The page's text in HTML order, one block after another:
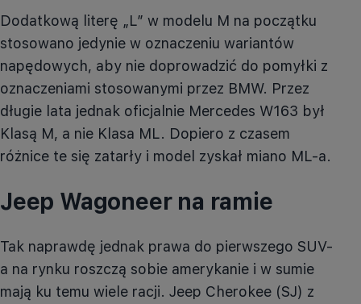
Dodatkową literę „L” w modelu M na początku
stosowano jedynie w oznaczeniu wariantów
napędowych, aby nie doprowadzić do pomyłki z
oznaczeniami stosowanymi przez BMW. Przez
długie lata jednak oficjalnie Mercedes W163 był
Klasą M, a nie Klasa ML. Dopiero z czasem
różnice te się zatarły i model zyskał miano ML-a.
Jeep Wagoneer na ramie
Tak naprawdę jednak prawa do pierwszego SUV-
a na rynku roszczą sobie amerykanie i w sumie
mają ku temu wiele racji. Jeep Cherokee (SJ) z